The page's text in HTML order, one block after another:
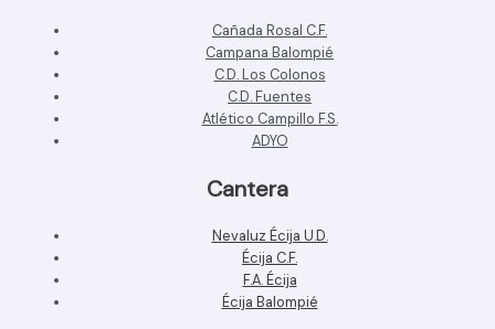
Cañada Rosal C.F.
Campana Balompié
C.D. Los Colonos
C.D. Fuentes
Atlético Campillo F.S.
ADYO
Cantera
Nevaluz Écija U.D.
Écija C.F.
F.A. Écija
Écija Balompié